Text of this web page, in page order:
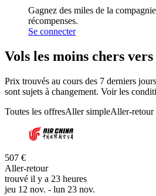
Gagnez des miles de la
récompenses.
Se connecter
Vols les moins chers
Prix trouvés au cours des 7 derniers
sont sujets à changement. Voir les
Toutes les offresAller simpleAller-retour
507 €
Aller-retour
trouvé il y a 23 heures
jeu 12 nov. - lun 23 nov.